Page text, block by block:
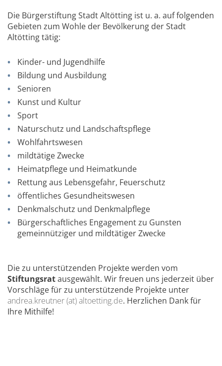
Die Bürgerstiftung Stadt Altötting ist u. a. auf folgenden
Gebieten zum Wohle der Bevölkerung der Stadt
Altötting tätig:
Kinder- und Jugendhilfe
Bildung und Ausbildung
Senioren
Kunst und Kultur
Sport
Naturschutz und Landschaftspflege
Wohlfahrtswesen
mildtätige Zwecke
Heimatpflege und Heimatkunde
Rettung aus Lebensgefahr, Feuerschutz
öffentliches Gesundheitswesen
Denkmalschutz und Denkmalpflege
Bürgerschaftliches Engagement zu Gunsten
gemeinnütziger und mildtätiger Zwecke
Die zu unterstützenden Projekte werden vom
Stiftungsratausgewählt. Wir freuen uns jederzeit über
Vorschläge für zu unterstützende Projekte unter
andrea.kreutner (at) altoetting.de. Herzlichen Dank für
Ihre Mithilfe!